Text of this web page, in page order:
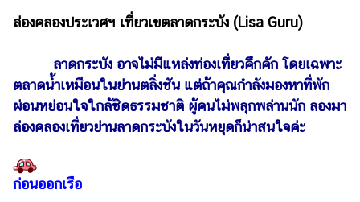
ผู้
ผู้ชาย
สุขภาพ
ท่อง
สูตร
อาหาร
ล่องคลองประเวศฯ เที่ยวเขตลาดกระบัง (Lisa Guru)
ลาดกระบัง อาจไม่มีแหล่งท่องเที่ยวคึกคัก โดยเฉพาะ
ตลาดน้ำเหมือนในย่านตลิ่งชัน แต่ถ้าคุณกำลังมองหาที่พัก
ผ่อนหย่อนใจใกล้ชิดธรรมชาติ ผู้คนไม่พลุกพล่านนัก ลองมา
ล่องคลองเที่ยวย่านลาดกระบังในวันหยุดก็น่าสนใจค่ะ
ก่อนออกเรือ